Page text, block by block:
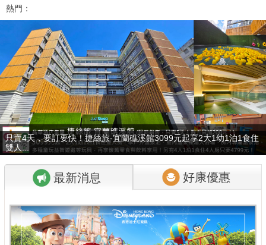
搜尋景點
好康優惠
最新消息
最新留言
商家合作
推薦景點
熱門：
特色遊戲場
親子住房優惠 台北親子餐廳 溫泉泡湯SPA
贈九族文化村門票2張(總價值1100元*2)！4099元享日月潭經典大飯
店...
只賣4天，要訂要快！捷絲旅-宜蘭礁溪館3099元起享2大1幼1泊1食住
雙人...
最新消息 好康優惠